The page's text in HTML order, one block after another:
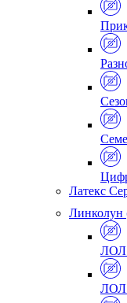
Латекс
ЛОЛ
ЛОЛ